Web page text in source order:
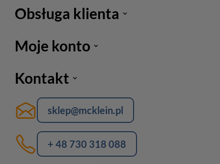
Obsługa klienta
Moje konto
Kontakt
sklep@mcklein.pl
+ 48 730 318 088